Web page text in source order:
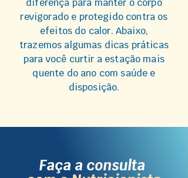
diferença para manter o corpo
revigorado e protegido contra os
efeitos do calor. Abaixo,
trazemos algumas dicas práticas
para você curtir a estação mais
quente do ano com saúde e
disposição.
Faça a consulta